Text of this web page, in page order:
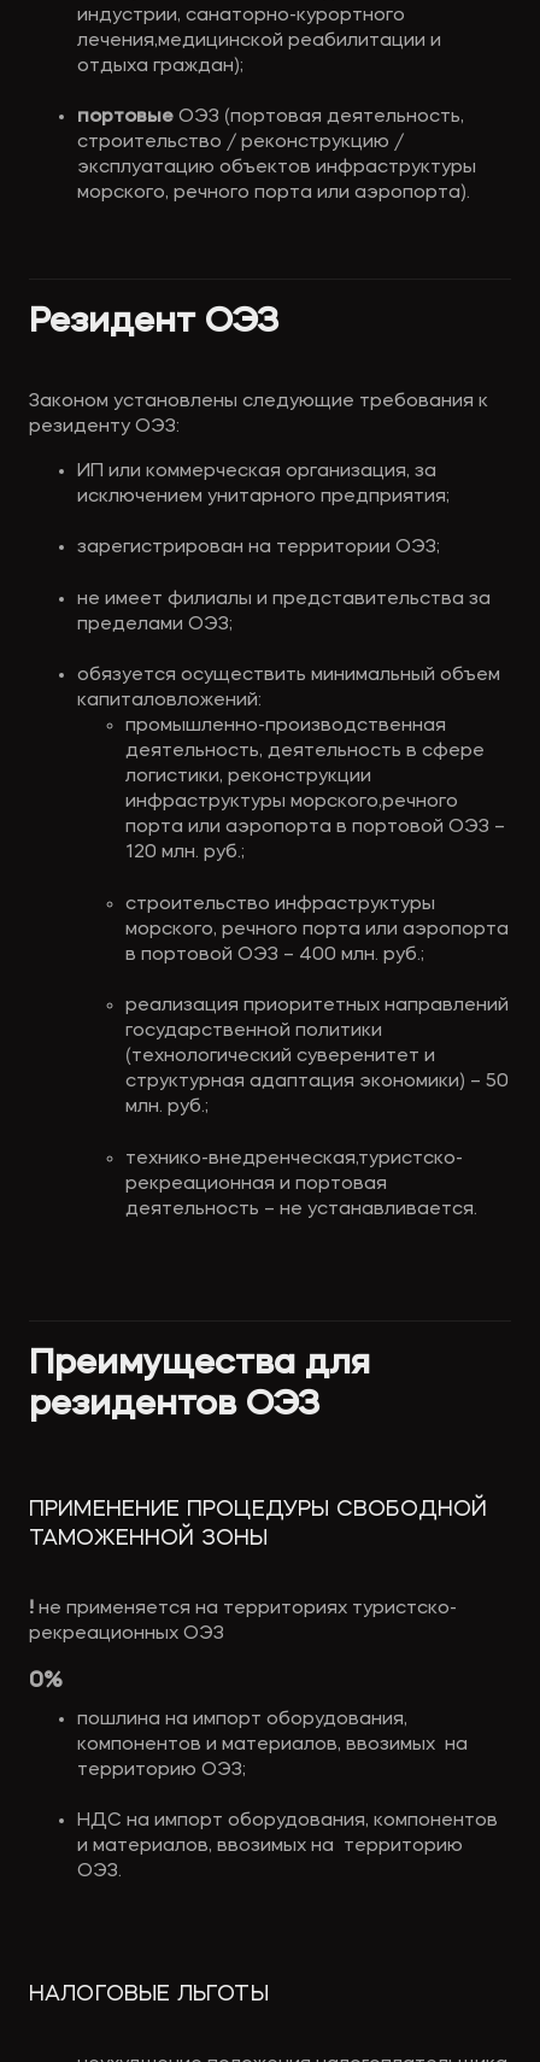
индустрии, санаторно-курортного
лечения,медицинской реабилитации и
отдыха граждан);
портовые ОЭЗ (портовая деятельность,
строительство / реконструкцию /
эксплуатацию объектов инфраструктуры
морского, речного порта или аэропорта).
Резидент ОЭЗ
Законом установлены следующие требования к
резиденту ОЭЗ:
ИП или коммерческая организация, за
исключением унитарного предприятия;
зарегистрирован на территории ОЭЗ;
не имеет филиалы и представительства за
пределами ОЭЗ;
обязуется осуществить минимальный объем
капиталовложений:
промышленно-производственная
деятельность, деятельность в сфере
логистики, реконструкции
инфраструктуры морского,речного
порта или аэропорта в портовой ОЭЗ –
120 млн. руб.;
строительство инфраструктуры
морского, речного порта или аэропорта
в портовой ОЭЗ – 400 млн. руб.;
реализация приоритетных направлений
государственной политики
(технологический суверенитет и
структурная адаптация экономики) – 50
млн. руб.;
технико-внедренческая,туристско-
рекреационная и портовая
деятельность – не устанавливается.
Преимущества для
резидентов ОЭЗ
ПРИМЕНЕНИЕ ПРОЦЕДУРЫ СВОБОДНОЙ
ТАМОЖЕННОЙ ЗОНЫ
! не применяется на территориях туристско-
рекреационных ОЭЗ
0%
пошлина на импорт оборудования,
компонентов и материалов, ввозимых  на
территорию ОЭЗ;
НДС на импорт оборудования, компонентов
и материалов, ввозимых на  территорию
ОЭЗ.
НАЛОГОВЫЕ ЛЬГОТЫ